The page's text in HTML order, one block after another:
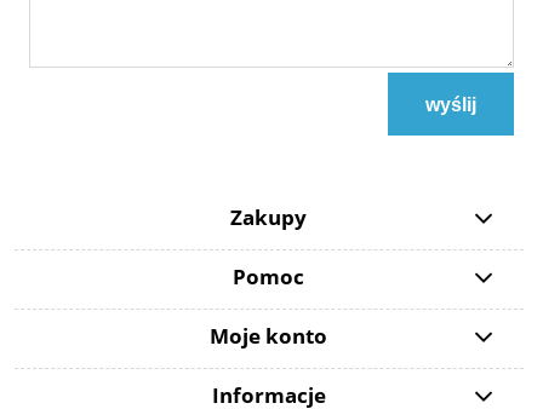
wyślij
Zakupy
Pomoc
Moje konto
Informacje